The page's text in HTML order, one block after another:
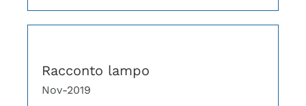
Racconto lampo
Nov-2019